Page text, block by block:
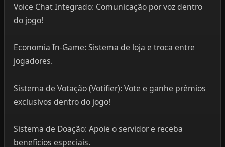
Voice Chat Integrado: Comunicação por voz dentro
do jogo!
Economia In-Game: Sistema de loja e troca entre
jogadores.
Sistema de Votação (Votifier): Vote e ganhe prêmios
exclusivos dentro do jogo!
Sistema de Doação: Apoie o servidor e receba
benefícios especiais.